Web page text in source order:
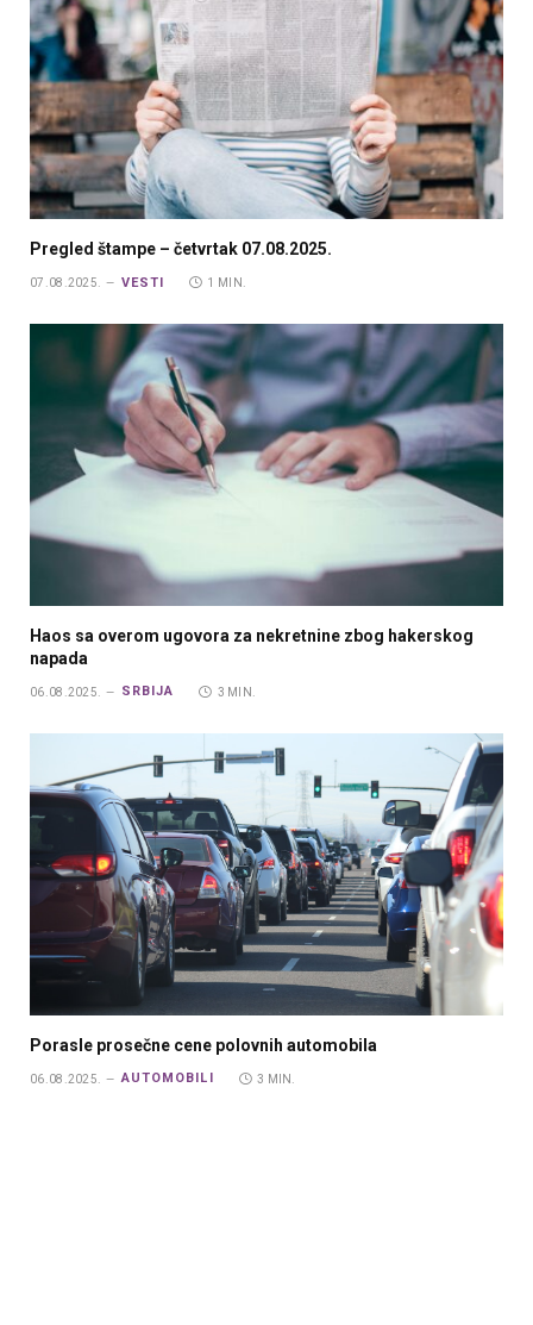
Pregled štampe – četvrtak 07.08.2025.
07.08.2025. VESTI 1 MIN.
Haos sa overom ugovora za nekretnine zbog hakerskog
napada
06.08.2025. SRBIJA 3 MIN.
Porasle prosečne cene polovnih automobila
06.08.2025. AUTOMOBILI 3 MIN.